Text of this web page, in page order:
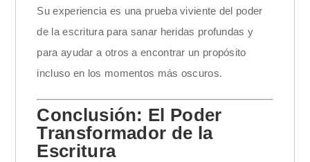
Su experiencia es una prueba viviente del poder
de la escritura para sanar heridas profundas y
para ayudar a otros a encontrar un propósito
incluso en los momentos más oscuros.
Conclusión: El Poder
Transformador de la
Escritura